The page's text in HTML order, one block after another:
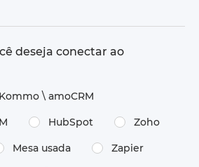
deseja conectar ao
Kommo \ amoCRM
HubSpot Zoho
Mesa usada Zapier